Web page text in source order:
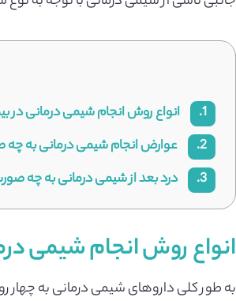
1.
انواع روش انجام شیمی درمانی در
2.
عوارض انجام شیمی درمانی به
3.
درد بعد از شیمی درمانی به چه
انواع روش انجام شیمی
به طور کلی دارو‌های شیمی درمانی به چهار